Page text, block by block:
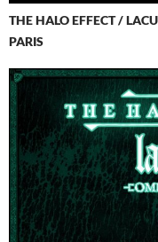
THE HALO EFFECT /
PARIS